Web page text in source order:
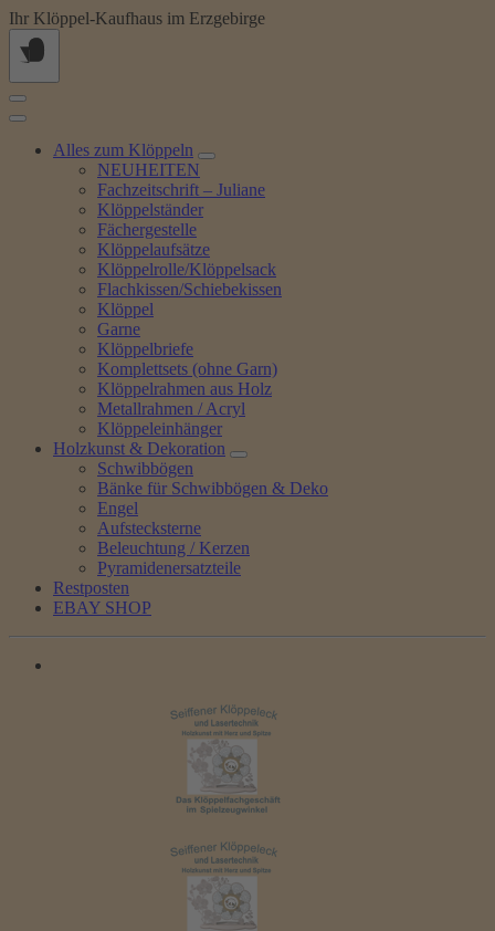
Springe
zum
Inhalt
Ihr Klöppel-Kaufhaus im Erzgebirge
Alles zum Klöppeln
NEUHEITEN
Fachzeitschrift – Juliane
Klöppelständer
Fächergestelle
Klöppelaufsätze
Klöppelrolle/Klöppelsack
Flachkissen/Schiebekissen
Klöppel
Garne
Klöppelbriefe
Komplettsets (ohne Garn)
Klöppelrahmen aus Holz
Metallrahmen / Acryl
Klöppeleinhänger
Holzkunst & Dekoration
Schwibbögen
Bänke für Schwibbögen & Deko
Engel
Aufstecksterne
Beleuchtung / Kerzen
Pyramidenersatzteile
Restposten
EBAY SHOP